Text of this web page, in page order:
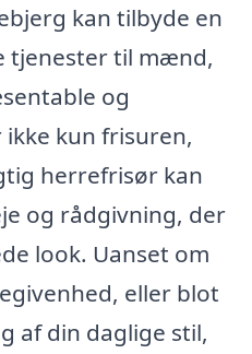
kan tilbyde en
tjenester til mænd,
og
kun frisuren,
herrefrisør kan
og rådgivning, der
look. Uanset om
eller blot
af din daglige stil,